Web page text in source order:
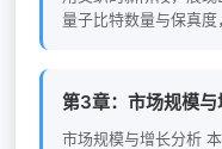
量子比特数量与保真度
第3章：市场规模与
市场规模与增长分析